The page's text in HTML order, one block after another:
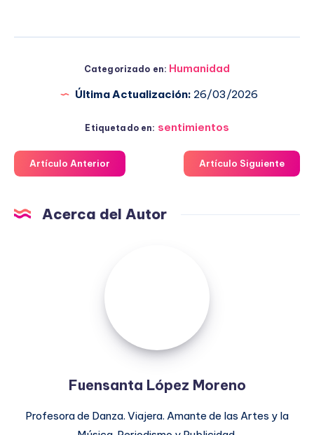
Categorizado en: Humanidad
Última Actualización: 26/03/2026
Etiquetado en: sentimientos
Artículo Anterior Artículo Siguiente
Acerca del Autor
Fuensanta López Moreno
Profesora de Danza. Viajera. Amante de las Artes y la